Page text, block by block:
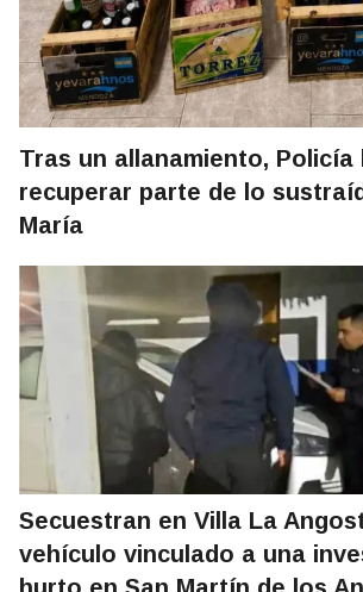
Tras un allanamiento, Policía
recuperar parte de lo
María
Secuestran en Villa La
vehículo vinculado a una